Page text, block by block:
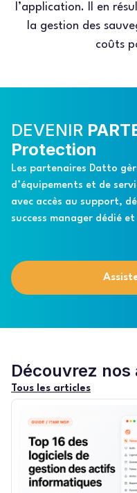
l’application. Il en
la gestion des
coûts
DEVENIR
Protection
Les partenaires Datto
d’équipements et de
avec accès au support,
success manager dédié
Découvrez
Tous les articles